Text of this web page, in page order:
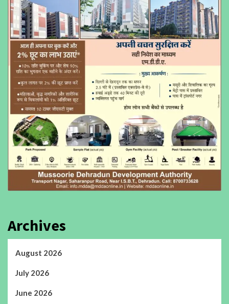
Archives
August 2026
July 2026
June 2026